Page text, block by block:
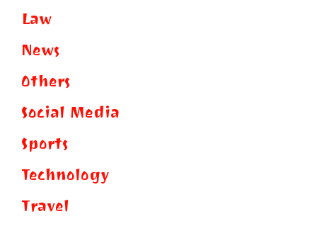
Law
News
Others
Social Media
Sports
Technology
Travel